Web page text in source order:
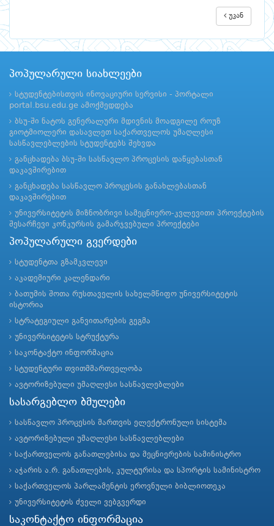
უკან
პოპულარული სიახლეები
სტუდენტებისთვის ინოვაციური სერვისი - პორტალი
portal.bsu.edu.ge ამოქმედდება
ბსუ-ში ნატოს გენერალური მდივნის მოადგილე როუზ
გიოტმიოლერი დასავლეთ საქართველოს უმაღლესი
სასწავლებლების სტუდენტებს შეხვდა
განცხადება ბსუ-ში სასწავლო პროცესის დაწყებასთან
დაკავშირებით
განცხადება სასწავლო პროცესის განახლებასთან
დაკავშირებით
უნივერსიტეტის მიზნობრივი სამეცნიერო-კვლევითი პროექტების
შესარჩევი კონკურსის გამარჯვებული პროექტები
პოპულარული გვერდები
სტუდენტთა გზამკვლევი
აკადემიური კალენდარი
ბათუმის შოთა რუსთაველის სახელმწიფო უნივერსიტეტის
ისტორია
სტრატეგიული განვითარების გეგმა
უნივერსიტეტის სტრუქტურა
საკონტაქტო ინფორმაცია
სტუდენტური თვითმმართველობა
ავტორიზებული უმაღლესი სასწავლებლები
სასარგებლო ბმულები
სასწავლო პროცესის მართვის ელექტრონული სისტემა
ავტორიზებული უმაღლესი სასწავლებლები
საქართველოს განათლებისა და მეცნიერების სამინისტრო
აჭარის ა.რ. განათლების, კულტურისა და სპორტის სამინისტრო
საქართველოს პარლამენტის ეროვნული ბიბლიოთეკა
უნივერსიტეტის ძველი ვებგვერდი
საკონტაქტო ინფორმაცია